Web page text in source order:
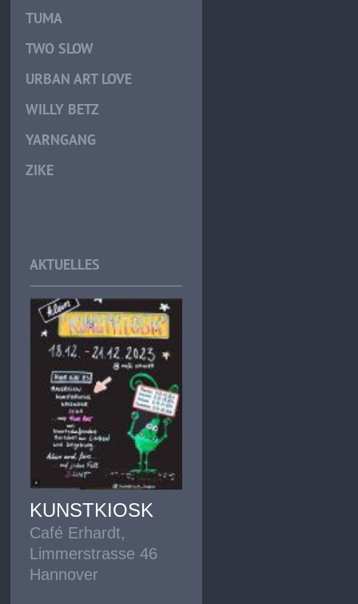
TUMA
TWO SLOW
URBAN ART LOVE
WILLY BETZ
YARNGANG
ZIKE
AKTUELLES
KUNSTKIOSK
Café Erhardt,
Limmerstrasse 46
Hannover